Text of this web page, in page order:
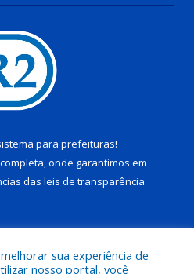
para prefeituras!
completa, onde garantimos em
das leis de transparência
sua experiência de
nosso portal, você